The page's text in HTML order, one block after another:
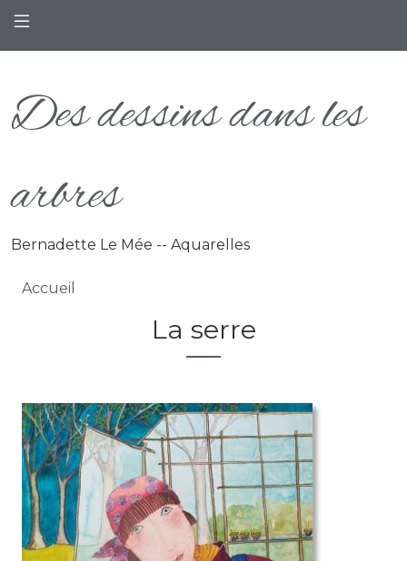
Des dessins dans les
arbres
Bernadette Le Mée -- Aquarelles
Fil d'Ariane
Accueil
La serre
Photo de l'aquarelle